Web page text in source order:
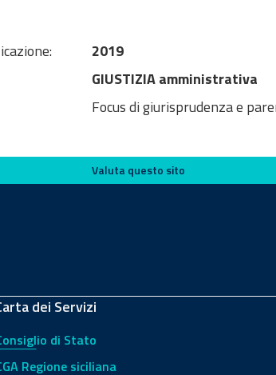
2019
GIUSTIZIA amministrativa
Focus di giurisprudenza e
Valuta questo sito
dei Servizi
di Stato
Regione siciliana